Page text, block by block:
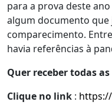
para a prova deste
algum documento que
comparecimento.
havia referências à
Quer receber todas
Clique no link :